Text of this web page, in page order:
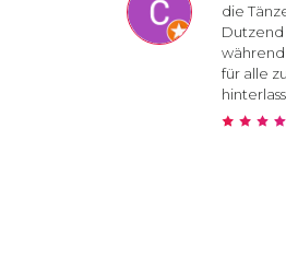
die
Dutzend
für alle